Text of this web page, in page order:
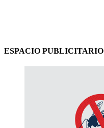
ESPACIO PUBLICITARIO